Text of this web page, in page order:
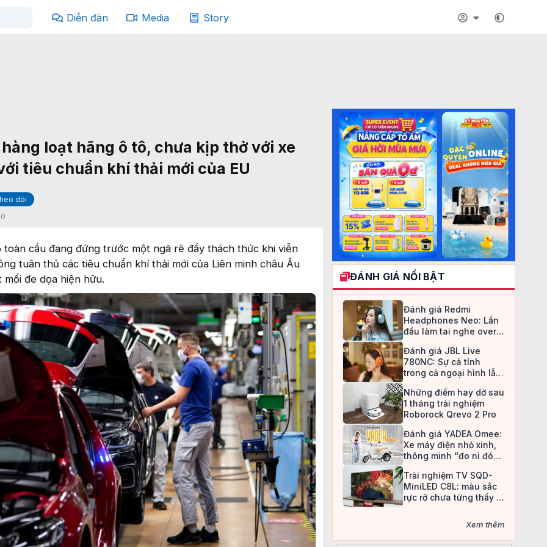
Diễn đàn Media Story
loạt hãng ô tô, chưa kịp thở với xe
tiêu chuẩn khí thải mới của EU
dõi
0
cầu đang đứng trước một ngã rẽ đầy thách thức khi viễn
tuân thủ các tiêu chuẩn khí thải mới của Liên minh châu Âu
đe dọa hiện hữu.
ĐÁNH GIÁ NỔI BẬT
Đánh giá Redmi
Headphones Neo: Lần
đầu làm tai nghe over-
an toàn
Đánh giá JBL Live
780NC: Sự cá tính
trong cả ngoại hình lẫn
Những điểm hay dở sau
1 tháng trải nghiệm
Roborock Qrevo 2 Pro
Đánh giá YADEA Omee:
Xe máy điện nhỏ xinh,
thông minh “đo ni đóng
Trải nghiệm TV SQD-
MiniLED C8L: màu sắc
rực rỡ chưa từng thấy ở
Xem thêm